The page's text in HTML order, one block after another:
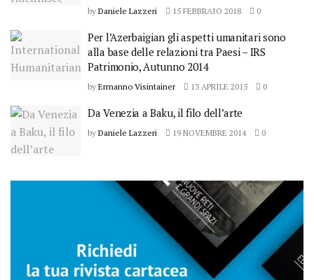
by Daniele Lazzeri 15 FEBBRAIO 2018 0
Per l’Azerbaigian gli aspetti umanitari sono
alla base delle relazioni tra Paesi – IRS
Patrimonio, Autunno 2014
by Ermanno Visintainer 13 APRILE 2015 0
Da Venezia a Baku, il filo dell’arte
by Daniele Lazzeri 19 NOVEMBRE 2014 0